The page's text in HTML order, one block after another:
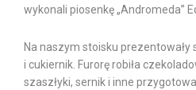
wykonali piosenkę „Andromeda”
Na naszym stoisku
i cukiernik. Furorę robiła
szaszłyki, sernik i inne